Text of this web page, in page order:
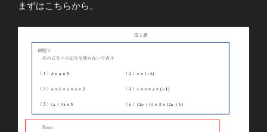
まずはこちらから。